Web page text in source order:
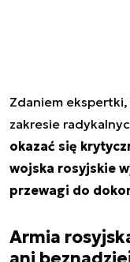
Zdaniem
zakresie
okazać się
wojska rosyjskie
przewagi do
Armia